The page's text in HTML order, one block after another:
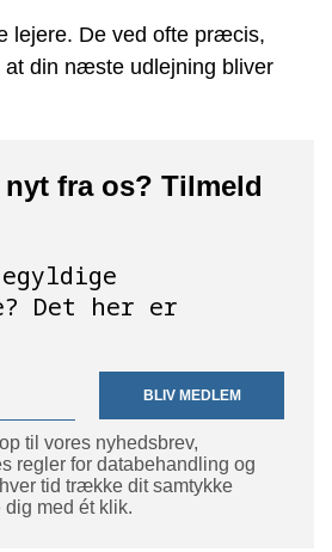
lejere. De ved ofte præcis,
at din næste udlejning bliver
fra os? Tilmeld
Det her er
BLIV MEDLEM
til vores nyhedsbrev,
regler for databehandling og
tid trække dit samtykke
med ét klik.